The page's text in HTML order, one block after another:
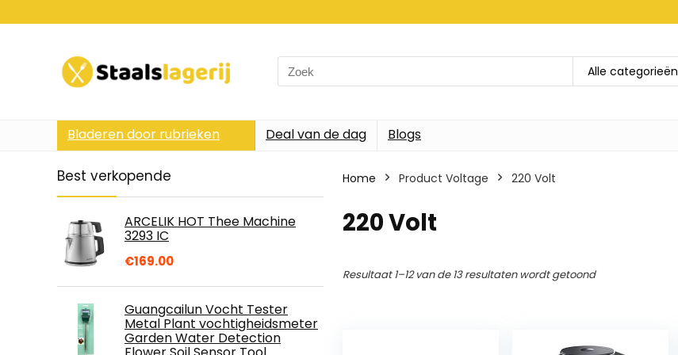
Search
for:
Alle categorieën
Bladeren door rubrieken Deal van de dag Blogs
Best verkopende
ARCELIK HOT Thee Machine
3293 IC
€169.00
Guangcailun Vocht Tester
Metal Plant vochtigheidsmeter
Garden Water Detection
Home Product Voltage 220 Volt
220 Volt
Resultaat 1–12 van de 13 resultaten wordt getoond